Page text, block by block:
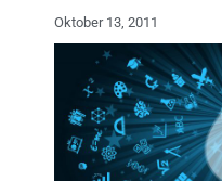
Oktober 13, 2011